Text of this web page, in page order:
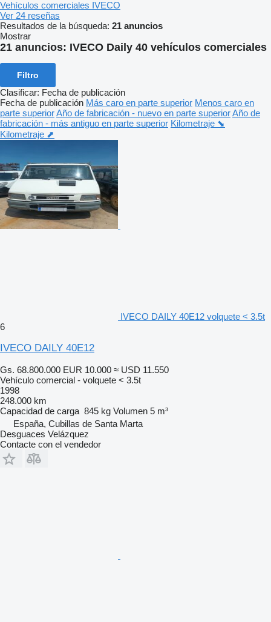
Vehículos comerciales IVECO
Ver 24 reseñas
Resultados de la búsqueda: 21 anuncios
Mostrar
21 anuncios: IVECO Daily 40 vehículos comerciales
Filtro
Clasificar: Fecha de publicación
Fecha de publicación Más caro en parte superior Menos caro en
parte superiorAño de fabricación - nuevo en parte superiorAño de
fabricación - más antiguo en parte superior Kilometraje ⬊
Kilometraje ⬈
IVECO DAILY 40E12 volquete < 3.5t
6
IVECO DAILY 40E12
Gs. 68.800.000 EUR 10.000 ≈ USD 11.550
Vehículo comercial - volquete < 3.5t
1998
248.000 km
Capacidad de carga 845 kg Volumen 5 m³
España, Cubillas de Santa Marta
Desguaces Velázquez
Contacte con el vendedor